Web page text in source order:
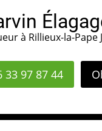
à Rillieux-la-
33 97 87 44